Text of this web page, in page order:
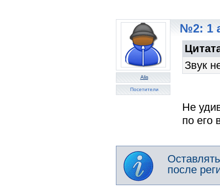
Alis
Посетители
№2: 1
Звук
Не
по его
после